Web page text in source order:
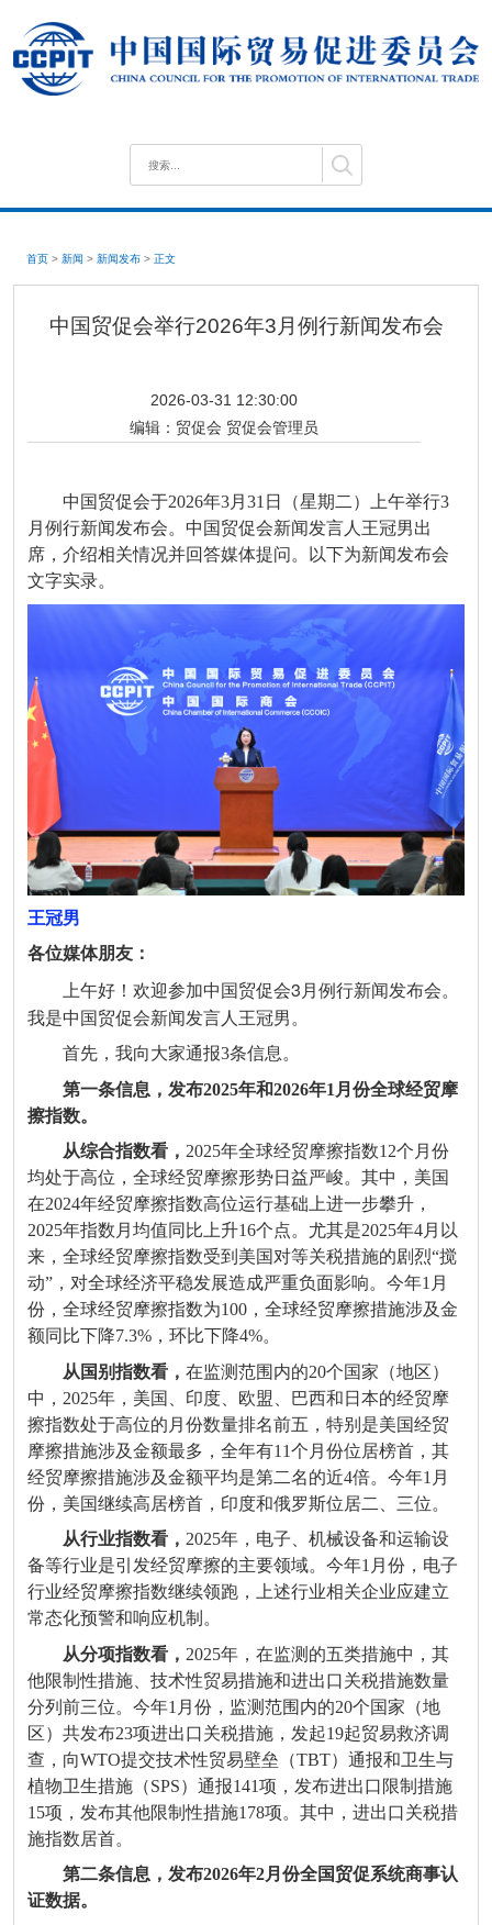
首页 > 新闻 > 新闻发布 > 正文
中国贸促会举行2026年3月例行新闻发布会
2026-03-31 12:30:00
编辑： 贸促会 贸促会管理员
中国贸促会于2026年3月31日（星期二）上午举行3
月例行新闻发布会。中国贸促会新闻发言人王冠男出
席，介绍相关情况并回答媒体提问。以下为新闻发布会
文字实录。
王冠男
各位媒体朋友：
上午好！欢迎参加中国贸促会3月例行新闻发布会。
我是中国贸促会新闻发言人王冠男。
首先，我向大家通报3条信息。
第一条信息，发布2025年和2026年1 月份全球经贸摩
擦指数。
从综合指数看， 2025年全球经贸摩擦指数12个月份
均处于高位，全球经贸摩擦形势日益严峻。其中，美国
在2024年经贸摩擦指数高位运行基础上进一步攀升，
2025年指数月均值同比上升16个点。尤其是2025年4月以
来，全球经贸摩擦指数受到美国对等关税措施的剧烈“搅
动”，对全球经济平稳发展造成严重负面影响。今年1 月
份，全球经贸摩擦指数为100 ，全球经贸摩擦措施涉及金
额同比下降7.3% ，环比下降4%。
从国别指数看， 在监测范围内的20个国家（地区）
中， 2025年，美国、印度、欧盟、巴西和日本的经贸摩
擦指数处于高位的月份数量排名前五，特别是美国经贸
摩擦措施涉及金额最多，全年有11个月份位居榜首，其
经贸摩擦措施涉及金额平均是第二名的近4倍。今年1 月
份，美国继续高居榜首，印度和俄罗斯位居二、三位。
从行业指数看， 2025年，电子、机械设备和运输设
备等行业是引发经贸摩擦的主要领域。今年1 月份，电子
行业经贸摩擦指数继续领跑，上述行业相关企业应建立
常态化预警和响应机制。
从分项指数看， 2025年，在监测的五类措施中，其
他限制性措施、技术性贸易措施和进出口关税措施数量
分列前三位。今年1 月份，监测范围内的20个国家（地
区）共发布23项进出口关税措施，发起19起贸易救济调
查，向WTO提交技术性贸易壁垒（TBT）通报和卫生与
植物卫生措施（SPS）通报141项，发布进出口限制措施
15项，发布其他限制性措施178项。其中，进出口关税措
施指数居首。
第二条信息，发布2026年2月份全国贸促系统商事认
证数据。